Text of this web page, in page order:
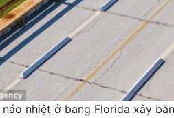
náo nhiệt ở bang Florida xây